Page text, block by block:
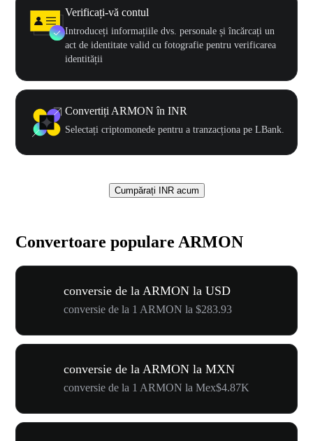
Verificați-vă contul
Introduceți informațiile dvs. personale și încărcați un
act de identitate valid cu fotografie pentru verificarea
identității
Convertiți ARMON în INR
Selectați criptomonede pentru a tranzacționa pe LBank.
Cumpărați INR acum
Convertoare populare ARMON
conversie de la ARMON la USD
conversie de la 1 ARMON la $283.93
conversie de la ARMON la MXN
conversie de la 1 ARMON la Mex$4.87K